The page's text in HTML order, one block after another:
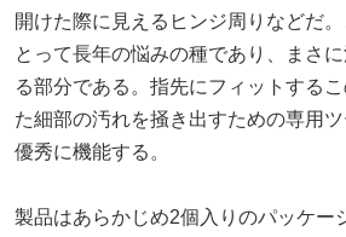
開けた際に見えるヒンジ周りなどだ
とって長年の悩みの種であり、まさ
る部分である。指先にフィットする
た細部の汚れを掻き出すための専用
優秀に機能する。
製品はあらかじめ2個入りのパッケー